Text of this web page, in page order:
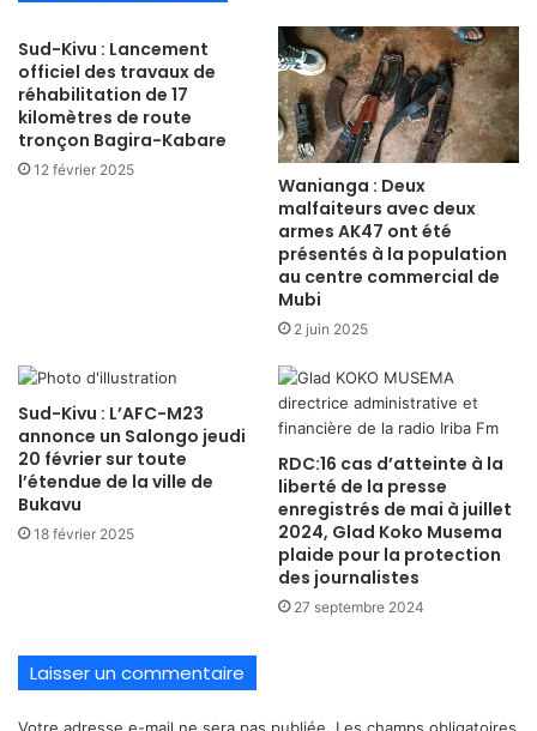
Sud-Kivu : Lancement
officiel des travaux de
réhabilitation de 17
kilomètres de route
tronçon Bagira-Kabare
12 février 2025
Wanianga : Deux
malfaiteurs avec deux
armes AK47 ont été
présentés à la population
au centre commercial de
Mubi
2 juin 2025
Sud-Kivu : L’AFC-M23
annonce un Salongo jeudi
20 février sur toute
l’étendue de la ville de
Bukavu
18 février 2025
RDC:16 cas d’atteinte à la
liberté de la presse
enregistrés de mai à juillet
2024, Glad Koko Musema
plaide pour la protection
des journalistes
27 septembre 2024
Laisser un commentaire
Votre adresse e-mail ne sera pas publiée. Les champs obligatoires